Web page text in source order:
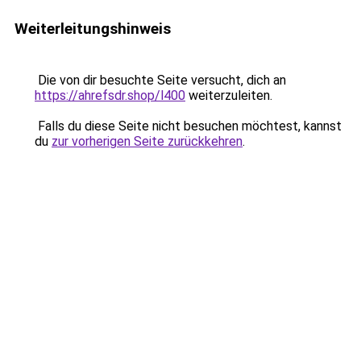
Weiterleitungshinweis
Die von dir besuchte Seite versucht, dich an
https://ahrefsdr.shop/l400 weiterzuleiten.
Falls du diese Seite nicht besuchen möchtest, kannst
du zur vorherigen Seite zurückkehren.